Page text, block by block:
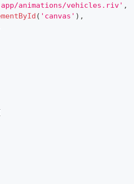
animations/vehicles.riv' ,
( 'canvas' ) ,